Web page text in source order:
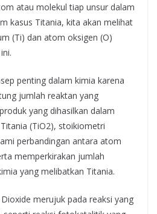
atau molekul tiap unsur dalam
kasus Titania, kita akan melihat
(Ti) dan atom oksigen (O)
penting dalam kimia karena
jumlah reaktan yang
yang dihasilkan dalam
(TiO2), stoikiometri
perbandingan antara atom
memperkirakan jumlah
yang melibatkan Titania.
merujuk pada reaksi yang